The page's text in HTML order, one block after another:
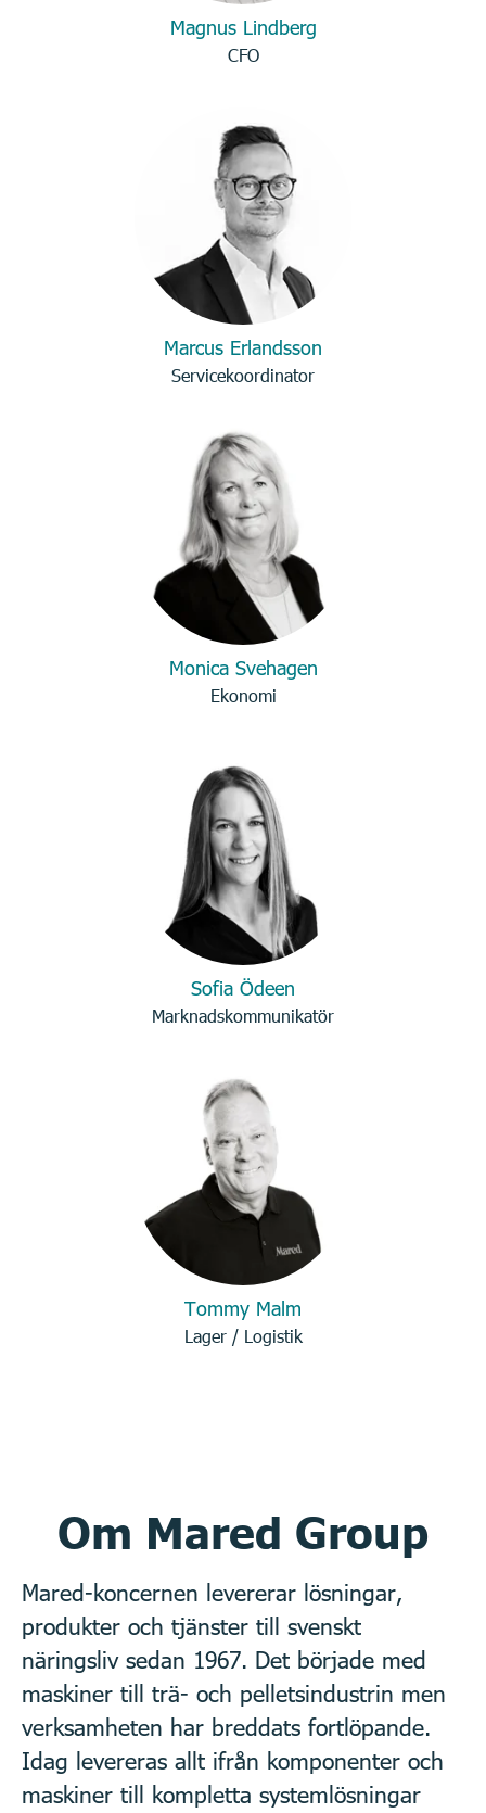
Magnus Lindberg
CFO
Marcus Erlandsson
Servicekoordinator
Monica Svehagen
Ekonomi
Sofia Ödeen
Marknadskommunikatör
Tommy Malm
Lager / Logistik
Om Mared Group
Mared-koncernen levererar lösningar,
produkter och tjänster till svenskt
näringsliv sedan 1967. Det började med
maskiner till trä- och pelletsindustrin men
verksamheten har breddats fortlöpande.
Idag levereras allt ifrån komponenter och
maskiner till kompletta systemlösningar